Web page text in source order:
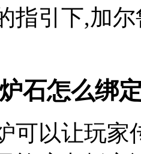
引下,加尔
石怎么绑
可以让玩家